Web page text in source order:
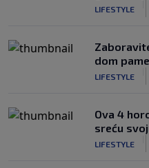
LIFESTYLE
dom
LIFESTYLE
Ova 4
sreću
LIFESTYLE